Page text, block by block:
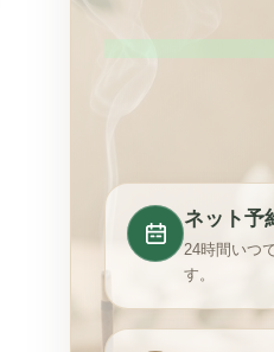
ネット予
24時間いつ
す。